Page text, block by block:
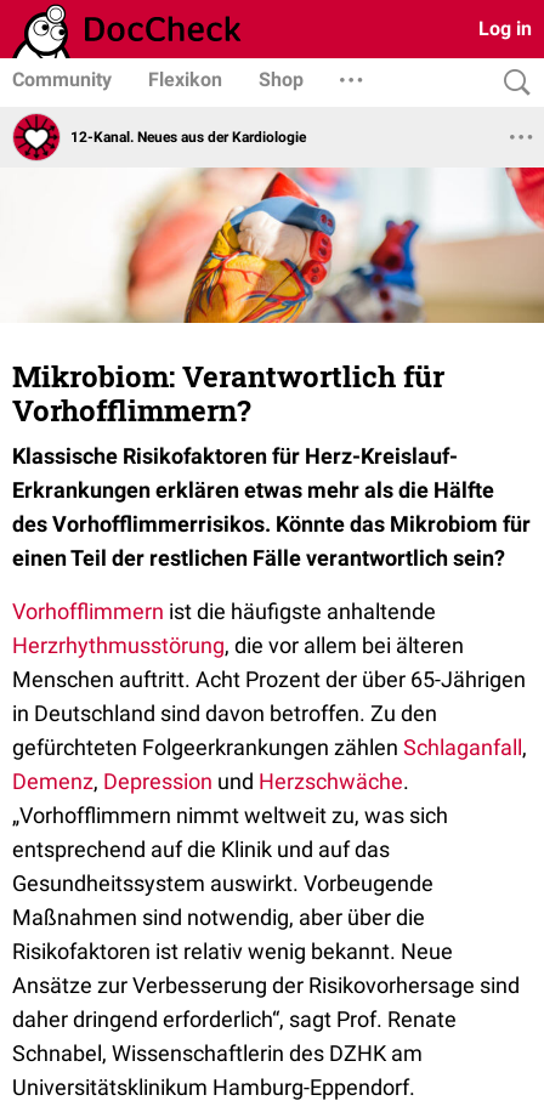
Log in
Community Flexikon Shop
12-Kanal. Neues aus der Kardiologie
Mikrobiom: Verantwortlich für
Vorhofflimmern?
Klassische Risikofaktoren für Herz-Kreislauf-
Erkrankungen erklären etwas mehr als die Hälfte
des Vorhofflimmerrisikos. Könnte das Mikrobiom für
einen Teil der restlichen Fälle verantwortlich sein?
Vorhofflimmern ist die häufigste anhaltende
Herzrhythmusstörung, die vor allem bei älteren
Menschen auftritt. Acht Prozent der über 65-Jährigen
in Deutschland sind davon betroffen. Zu den
gefürchteten Folgeerkrankungen zählen Schlaganfall,
Demenz, Depression und Herzschwäche.
„Vorhofflimmern nimmt weltweit zu, was sich
entsprechend auf die Klinik und auf das
Gesundheitssystem auswirkt. Vorbeugende
Maßnahmen sind notwendig, aber über die
Risikofaktoren ist relativ wenig bekannt. Neue
Ansätze zur Verbesserung der Risikovorhersage sind
daher dringend erforderlich“, sagt Prof. Renate
Schnabel, Wissenschaftlerin des DZHK am
Universitätsklinikum Hamburg-Eppendorf.